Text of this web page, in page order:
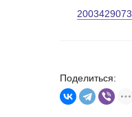
2003429073
Поделиться: